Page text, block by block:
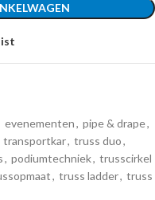
evenementen, pipe & drape,
transportkar, truss duo,
, podiumtechniek, trusscirkel
, truss ladder, truss